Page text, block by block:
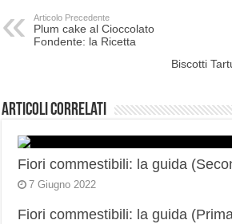
Articolo Precedente
Plum cake al Cioccolato
Fondente: la Ricetta
Biscotti
Articoli correlati
Fiori commestibili: la guida
7 Giugno 2022
Fiori commestibili: la guida